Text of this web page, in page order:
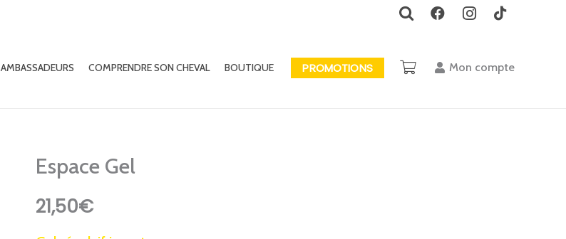
AMBASSADEURS COMPRENDRE SON CHEVAL BOUTIQUE PROMOTIONS Mon compte
Espace Gel
21,50€